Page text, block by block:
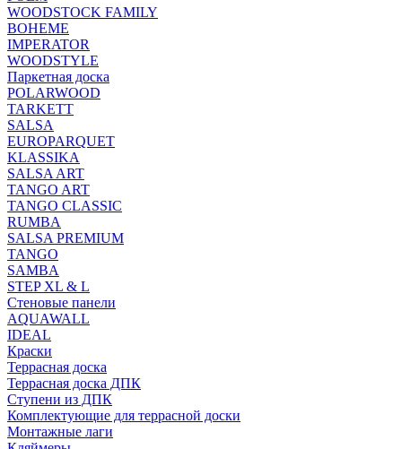
WOODSTOCK FAMILY
BOHEME
IMPERATOR
WOODSTYLE
Паркетная доска
POLARWOOD
TARKETT
SALSA
EUROPARQUET
KLASSIKA
SALSA ART
TANGO ART
TANGO CLASSIC
RUMBA
SALSA PREMIUM
TANGO
SAMBA
STEP XL & L
Стеновые панели
AQUAWALL
IDEAL
Краски
Террасная доска
Террасная доска ДПК
Ступени из ДПК
Комплектующие для террасной доски
Монтажные лаги